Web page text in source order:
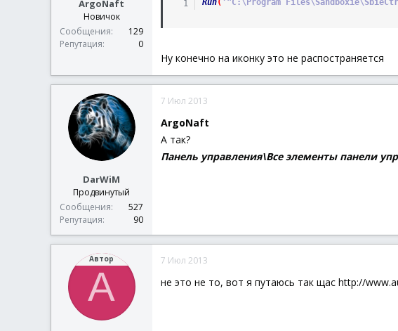
ArgoNaft
Новичок
Сообщения
129
Репутация
0
Run( '"C:\Program
Ну конечно на иконку это не распостраняется
DarWiM
Продвинутый
Сообщения
527
Репутация
90
7 Июл 2013
ArgoNaft
А так?
Панель управления\Все элементы панели
Автор
A
7 Июл 2013
не это не то, вот я путаюсь так щас http://